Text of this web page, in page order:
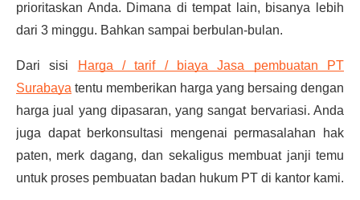
prioritaskan Anda. Dimana di tempat lain, bisanya lebih
dari 3 minggu. Bahkan sampai berbulan-bulan.
Dari sisi
Harga / tarif / biaya Jasa pembuatan PT
Surabaya tentu memberikan harga yang bersaing dengan
harga jual yang dipasaran, yang sangat bervariasi. Anda
juga dapat berkonsultasi mengenai permasalahan hak
paten, merk dagang, dan sekaligus membuat janji temu
untuk proses pembuatan badan hukum PT di kantor kami.